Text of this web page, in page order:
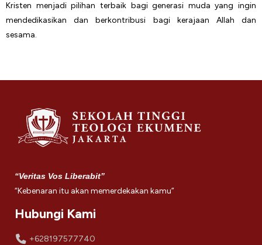
Kristen menjadi pilihan terbaik bagi generasi muda yang ingin
mendedikasikan dan berkontribusi bagi kerajaan Allah dan
sesama.
“Veritas Vos Liberabit”
“Kebenaran itu akan memerdekakan kamu”
Hubungi Kami
+628197577740